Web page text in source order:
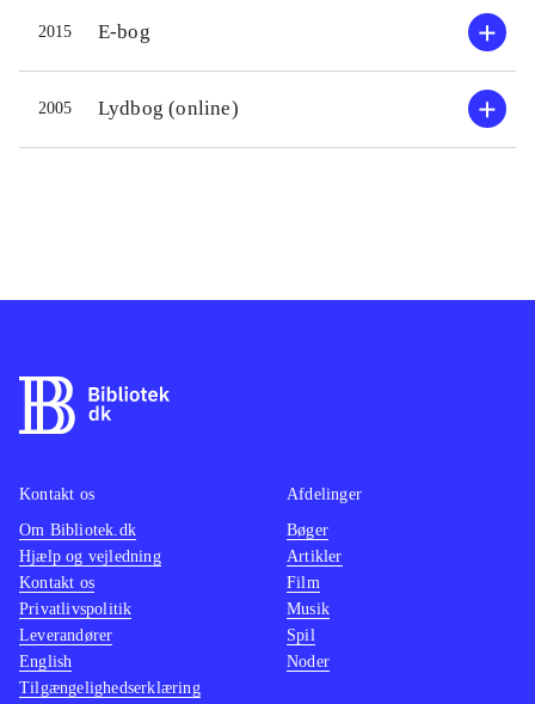
fornøjelse for lystlæsere og alle
fortællingerne egner sig også
fortrinligt til analyser i
danskopgaver.
2015 E-bog
2005 Lydbog (online)
Kontakt os
Om Bibliotek.dk
Hjælp og vejledning
Kontakt os
Privatlivspolitik
Leverandører
English
Tilgængelighedserklæring
Afdelinger
Bøger
Artikler
Film
Musik
Spil
Noder